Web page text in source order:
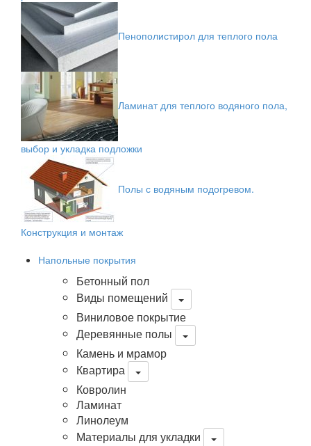
Пенополистирол для теплого пола
Ламинат для теплого водяного пола,
выбор и укладка подложки
Полы с водяным подогревом.
Конструкция и монтаж
Напольные покрытия
Бетонный пол
Виды помещений
Виниловое покрытие
Деревянные полы
Камень и мрамор
Квартира
Ковролин
Ламинат
Линолеум
Материалы для укладки